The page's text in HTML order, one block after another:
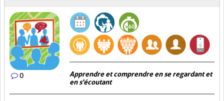
0
Apprendre et comprendre en se regardant et
en s'écoutant